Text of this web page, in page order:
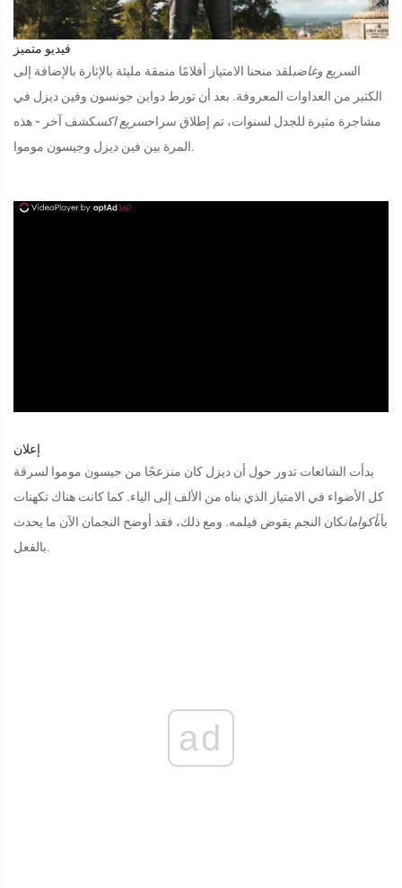
فيديو متميز
السريع وغاضبلقد منحنا الامتياز أفلامًا منمقة مليئة بالإثارة بالإضافة إلى
الكثير من العداوات المعروفة. بعد أن تورط دواين جونسون وفين ديزل في
مشاجرة مثيرة للجدل لسنوات، تم إطلاق سراحسريع اكسكشف آخر - هذه
المرة بين فين ديزل وجيسون موموا.
إعلان
بدأت الشائعات تدور حول أن ديزل كان منزعجًا من جيسون موموا لسرقة
كل الأضواء في الامتياز الذي بناه من الألف إلى الياء. كما كانت هناك تكهنات
بأنأكوامانكان النجم يقوض فيلمه. ومع ذلك، فقد أوضح النجمان الآن ما يحدث
بالفعل.
ad